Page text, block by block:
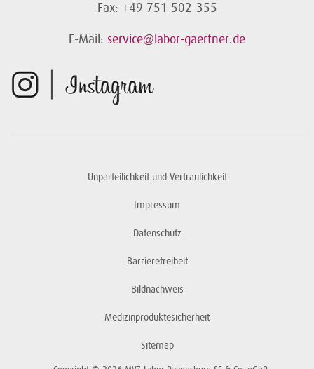
Fax: +49 751 502-355
E-Mail: service@labor-gaertner.de
Unparteilichkeit und Vertraulichkeit
Impressum
Datenschutz
Barrierefreiheit
Bildnachweis
Medizinproduktesicherheit
Sitemap